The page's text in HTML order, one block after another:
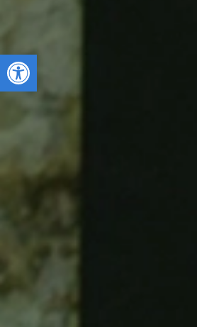
Deschide bara de